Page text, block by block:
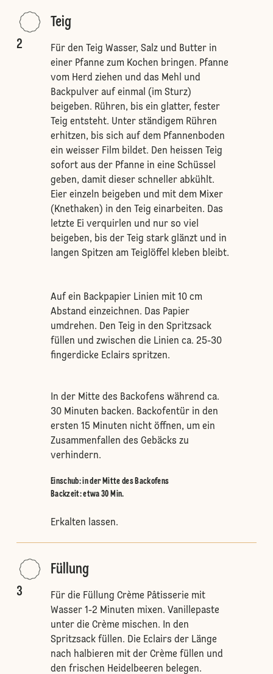
2
Teig
Für den Teig Wasser, Salz und Butter in
einer Pfanne zum Kochen bringen. Pfanne
vom Herd ziehen und das Mehl und
Backpulver auf einmal (im Sturz)
beigeben. Rühren, bis ein glatter, fester
Teig entsteht. Unter ständigem Rühren
erhitzen, bis sich auf dem Pfannenboden
ein weisser Film bildet. Den heissen Teig
sofort aus der Pfanne in eine Schüssel
geben, damit dieser schneller abkühlt.
Eier einzeln beigeben und mit dem Mixer
(Knethaken) in den Teig einarbeiten. Das
letzte Ei verquirlen und nur so viel
beigeben, bis der Teig stark glänzt und in
langen Spitzen am Teiglöffel kleben bleibt.
Auf ein Backpapier Linien mit 10 cm
Abstand einzeichnen. Das Papier
umdrehen. Den Teig in den Spritzsack
füllen und zwischen die Linien ca. 25-30
fingerdicke Eclairs spritzen.
In der Mitte des Backofens während ca.
30 Minuten backen. Backofentür in den
ersten 15 Minuten nicht öffnen, um ein
Zusammenfallen des Gebäcks zu
verhindern.
Einschub:in der Mitte des Backofens
Backzeit: etwa 30 Min.
Erkalten lassen.
3
Füllung
Für die Füllung Crème Pâtisserie mit
Wasser 1-2 Minuten mixen. Vanillepaste
unter die Crème mischen. In den
Spritzsack füllen. Die Eclairs der Länge
nach halbieren mit der Crème füllen und
den frischen Heidelbeeren belegen.